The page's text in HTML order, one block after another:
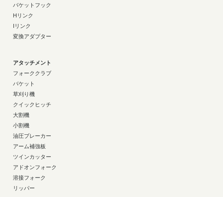
バケットフック
Hリンク
Iリンク
変換アダプター
アタッチメント
フォーククラブ
バケット
草刈り機
クイックヒッチ
大割機
小割機
油圧ブレーカー
アーム補強板
ツインカッター
アドオンフォーク
溶接フォーク
リッパー